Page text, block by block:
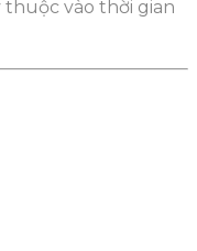
vào thời gian